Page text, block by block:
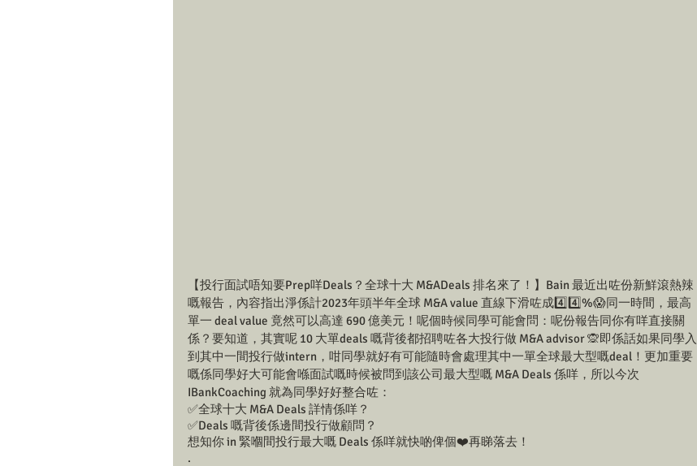
【投行面試唔知要Prep咩Deals？全球十大 M&ADeals 排名來了！】Bain 最近出咗份新鮮滾熱辣
嘅報告，內容指出淨係計2023年頭半年全球 M&A value 直線下滑咗成4️⃣4️⃣%😱同一時間，最高
單一 deal value 竟然可以高達 690 億美元！呢個時候同學可能會問：呢份報告同你有咩直接關
係？要知道，其實呢 10 大單deals 嘅背後都招聘咗各大投行做 M&A advisor 🙊即係話如果同學入
到其中一間投行做intern，咁同學就好有可能隨時會處理其中一單全球最大型嘅deal！更加重要
嘅係同學好大可能會喺面試嘅時候被問到該公司最大型嘅 M&A Deals 係咩，所以今次
IBankCoaching 就為同學好好整合咗：
✅全球十大 M&A Deals 詳情係咩？
✅Deals 嘅背後係邊間投行做顧問？
想知你 in 緊嗰間投行最大嘅 Deals 係咩就快啲俾個❤️再睇落去！
.